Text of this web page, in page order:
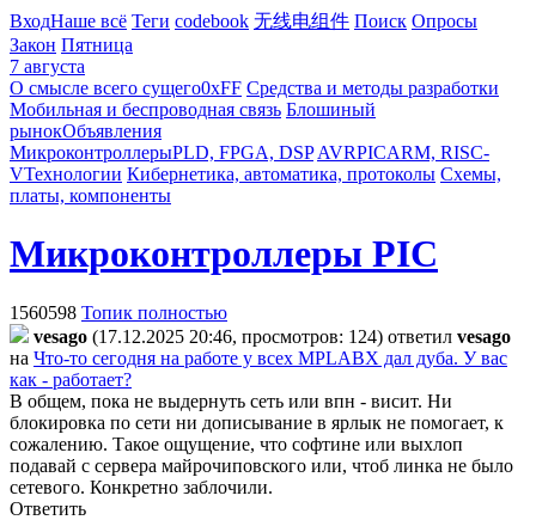
ВходНаше всё Теги codebook 无线电组件 Поиск Опросы
Закон Пятница
7 августа
О смысле всего сущего0xFF Средства и методы разработки
Мобильная и беспроводная связь Блошиный
рынокОбъявления
МикроконтроллерыPLD, FPGA, DSP AVRPICARM, RISC-
VТехнологии Кибернетика, автоматика, протоколы Схемы,
платы, компоненты
Микроконтроллеры PIC
1560598 Топик полностью
vesago (17.12.2025 20:46, просмотров: 124) ответил vesago
на Что-то сегодня на работе у всех MPLABX дал дуба. У вас
как - работает?
В общем, пока не выдернуть сеть или впн - висит. Ни
блокировка по сети ни дописывание в ярлык не помогает, к
сожалению. Такое ощущение, что софтине или выхлоп
подавай с сервера майрочиповского или, чтоб линка не было
сетевого. Конкретно заблочили.
Ответить